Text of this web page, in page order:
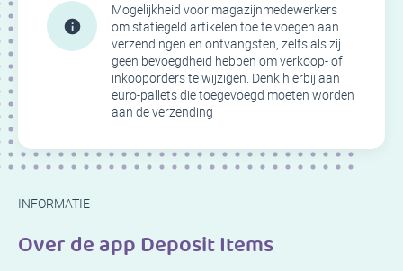
Mogelijkheid voor magazijnmedewerkers
om statiegeld artikelen toe te voegen aan
verzendingen en ontvangsten, zelfs als zij
geen bevoegdheid hebben om verkoop- of
inkooporders te wijzigen. Denk hierbij aan
euro-pallets die toegevoegd moeten worden
aan de verzending
INFORMATIE
Over de app Deposit Items